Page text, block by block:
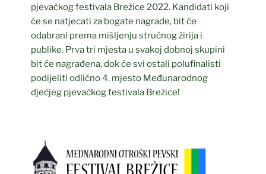
pjevačkog festivala Brežice 2022. Kandidati koji
će se natjecati za bogate nagrade, bit će
odabrani prema mišljenju stručnog žirija i
publike. Prva tri mjesta u svakoj dobnoj skupini
bit će nagrađena, dok će svi ostali polufinalisti
podijeliti odlično 4. mjesto Međunarodnog
dječjeg pjevačkog festivala Brežice!